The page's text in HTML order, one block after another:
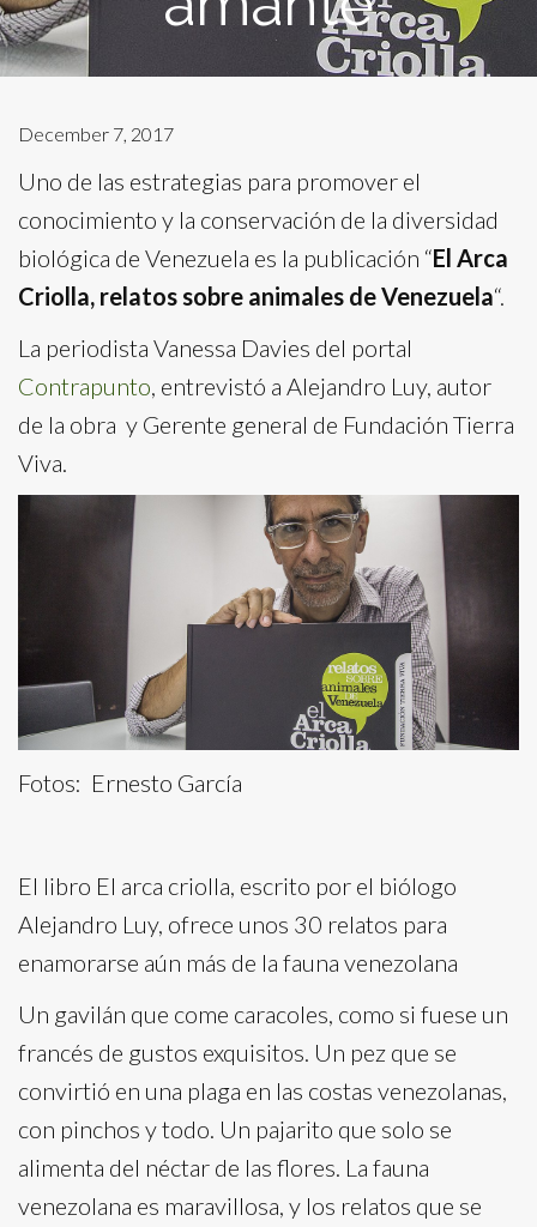
December 7, 2017
Uno de las estrategias para promover el
conocimiento y la conservación de la diversidad
biológica de Venezuela es la publicación “El Arca
Criolla, relatos sobre animales de Venezuela“.
La periodista Vanessa Davies del portal
Contrapunto, entrevistó a Alejandro Luy, autor
de la obra y Gerente general de Fundación Tierra
Viva.
Fotos: Ernesto García
El libro El arca criolla, escrito por el biólogo
Alejandro Luy, ofrece unos 30 relatos para
enamorarse aún más de la fauna venezolana
Un gavilán que come caracoles, como si fuese un
francés de gustos exquisitos. Un pez que se
convirtió en una plaga en las costas venezolanas,
con pinchos y todo. Un pajarito que solo se
alimenta del néctar de las flores. La fauna
venezolana es maravillosa, y los relatos que se